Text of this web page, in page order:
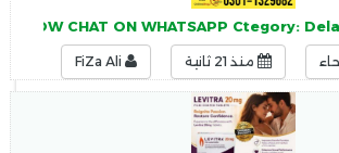
NOW CHAT ON WHATSAPP Ctegory:
منذ 21 ثانية